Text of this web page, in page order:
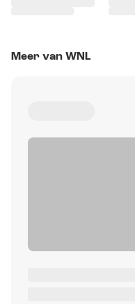
Meer van WNL